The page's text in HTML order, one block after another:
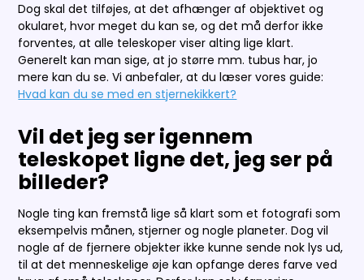
Dog skal det tilføjes, at det afhænger af objektivet og
okularet, hvor meget du kan se, og det må derfor ikke
forventes, at alle teleskoper viser alting lige klart.
Generelt kan man sige, at jo større mm. tubus har, jo
mere kan du se. Vi anbefaler, at du læser vores guide:
Hvad kan du se med en stjernekikkert?
Vil det jeg ser igennem
teleskopet ligne det, jeg ser på
billeder?
Nogle ting kan fremstå lige så klart som et fotografi som
eksempelvis månen, stjerner og nogle planeter. Dog vil
nogle af de fjernere objekter ikke kunne sende nok lys ud,
til at det menneskelige øje kan opfange deres farve ved